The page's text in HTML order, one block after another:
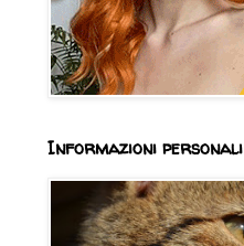
Informazioni personali